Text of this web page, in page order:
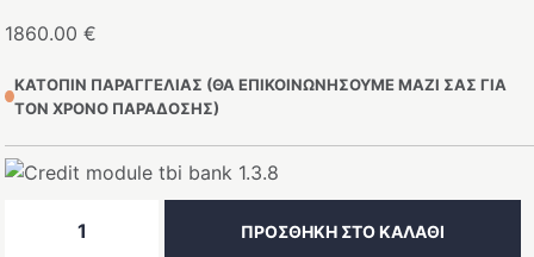
1860.00€
ΚΑΤΌΠΙΝ ΠΑΡΑΓΓΕΛΊΑΣ (ΘΑ ΕΠΙΚΟΙΝΩΝΉΣΟΥΜΕ ΜΑΖΊ ΣΑΣ ΓΙΑ
ΤΟΝ ΧΡΌΝΟ ΠΑΡΆΔΟΣΗΣ)
Αμοργός-2
ΠΡΟΣΘΉΚΗ ΣΤΟ ΚΑΛΆΘΙ